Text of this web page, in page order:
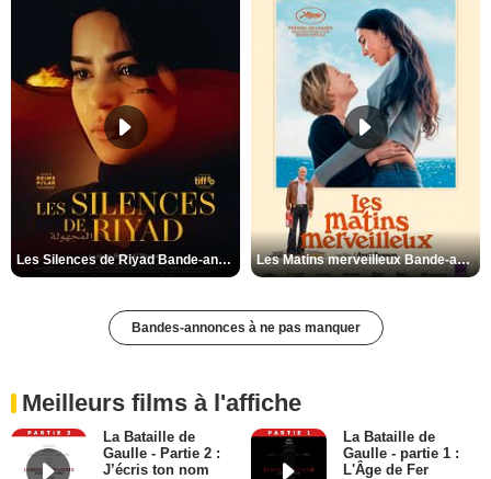
Les Silences de Riyad Bande-annonce VO STFR Les Matins merveilleux Bande-annonce VF
Bandes-annonces à ne pas manquer
Meilleurs films à l'affiche
La Bataille de
Gaulle - Partie 2 :
J’écris ton nom
La Bataille de
Gaulle - partie 1 :
L'Âge de Fer